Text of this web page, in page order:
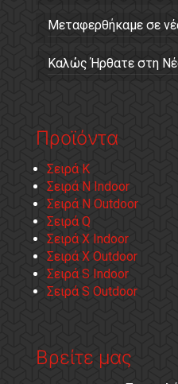
Μεταφερθήκαμε σε
Καλώς Ήρθατε στη
Προϊόντα
Σειρά Κ
Σειρά Ν Indoor
Σειρά Ν Outdoor
Σειρά Q
Σειρά X Indoor
Σειρά X Outdoor
Σειρά S Indoor
Σειρά S Outdoor
Βρείτε μας